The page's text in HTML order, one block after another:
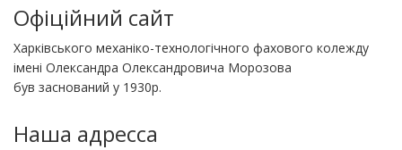
Офіційний сайт
Харківського механіко-технологічного фахового колежду
імені Олександра Олександровича Морозова
був заснований у 1930р.
Наша адресса